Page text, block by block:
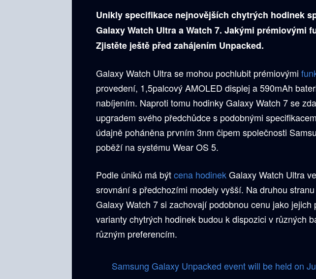
Unikly specifikace nejnovějších chytrých hodinek
Galaxy Watch Ultra a Watch 7. Jakými prémiovými
Zjistěte ještě před zahájením Unpacked.
Galaxy Watch Ultra se mohou pochlubit prémiovými
provedení, 1,5palcový AMOLED displej a 590mAh
nabíjením. Naproti tomu hodinky Galaxy Watch 7 se
upgradem svého předchůdce s podobnými
údajně poháněna prvním 3nm čipem společnosti
poběží na systému Wear OS 5.
Podle úniků má býtcena hodinekGalaxy Watch Ultra
srovnání s předchozími modely vyšší. Na druhou
Galaxy Watch 7 si zachovají podobnou cenu jako jejich
varianty chytrých hodinek budou k dispozici v různých
různým preferencím.
Samsung Galaxy Unpacked event will be held on